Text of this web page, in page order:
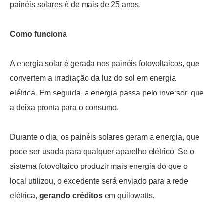
painéis solares é de mais de 25 anos.
Como funciona
A energia solar é gerada nos painéis fotovoltaicos, que
convertem a irradiação da luz do sol em energia
elétrica. Em seguida, a energia passa pelo inversor, que
a deixa pronta para o consumo.
Durante o dia, os painéis solares geram a energia, que
pode ser usada para qualquer aparelho elétrico. Se o
sistema fotovoltaico produzir mais energia do que o
local utilizou, o excedente será enviado para a rede
elétrica, gerando créditos em quilowatts.